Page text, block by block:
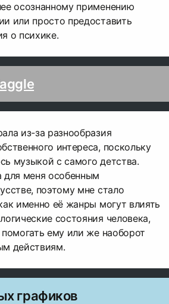
осознанному применению
или просто предоставить
о психике.
из-за разнообразия
интереса, поскольку
музыкой с самого детства.
для меня особенным
поэтому мне стало
именно её жанры могут влиять
состояния человека,
ему или же наоборот
действиям.
графиков